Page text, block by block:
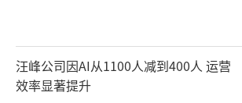
汪峰公司因AI从1100人减到400人 运营
效率显著提升